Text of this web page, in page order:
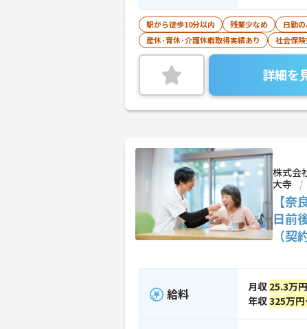
駅から徒歩10分以内 残業少なめ 日勤
産休･育休･介護休暇取得実績あり
社会保
詳細を
株式会
大寺
【
日前
（契
給料 月収 25.3万
年収325万